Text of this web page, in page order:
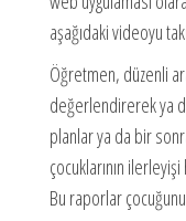
aşağıdaki videoyu
Öğretmen, düzenli
değerlendirerek ya
planlar ya da bir
çocuklarının
Bu raporlar